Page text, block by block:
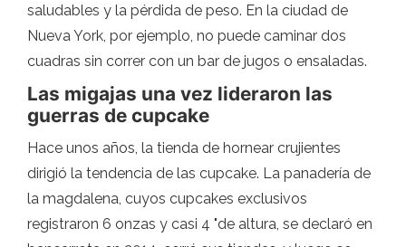
saludables y la pérdida de peso. En la ciudad de
Nueva York, por ejemplo, no puede caminar dos
cuadras sin correr con un bar de jugos o ensaladas.
Las migajas una vez lideraron las
guerras de cupcake
Hace unos años, la tienda de hornear crujientes
dirigió la tendencia de las cupcake. La panadería de
la magdalena, cuyos cupcakes exclusivos
registraron 6 onzas y casi 4 "de altura, se declaró en